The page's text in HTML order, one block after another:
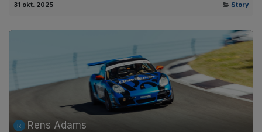
31 okt. 2025 Story
Rens Adams